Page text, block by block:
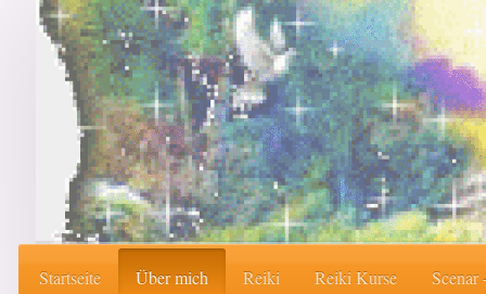
Startseite Über mich Reiki Reiki Kurse Scenar